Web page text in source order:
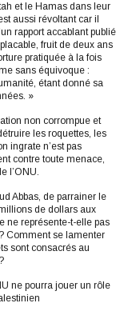
et le Hamas dans leur
aussi révoltant car il
rapport accablant publié
fruit de deux ans
pratiquée à la fois
sans équivoque :
étant donné sa
»
non corrompue et
les roquettes, les
ingrate n’est pas
contre toute menace,
l’ONU.
Abbas, de parrainer le
de dollars aux
ne représente-t-elle pas
Comment se lamenter
sont consacrés au
ne pourra jouer un rôle